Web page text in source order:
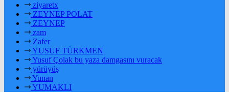
ziyaretx
ZEYNEP POLAT
ZEYNEP
zam
Zafer
YUSUF TÜRKMEN
Yusuf Çolak bu yaza damgasını vuracak
yürüyüş
Yunan
YUMAKLI